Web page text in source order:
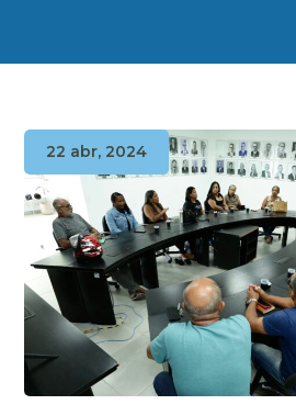
22 abr, 2024